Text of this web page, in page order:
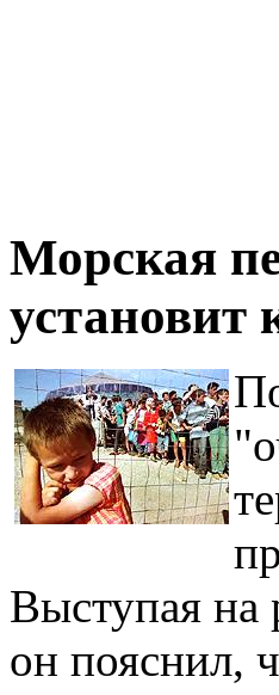
Морская
установит
Выступая на
он пояснил,